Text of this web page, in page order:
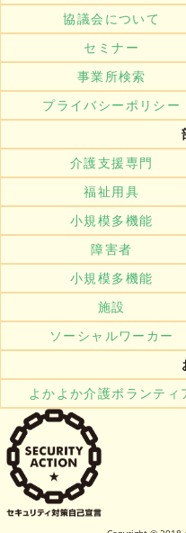
協議会について
セミナー
事業所検索
プライバシーポリシー
介護支援専門
福祉用具
小規模多機能
障害者
小規模多機能
施設
ソーシャルワーカー
よかよか介護ボランティ